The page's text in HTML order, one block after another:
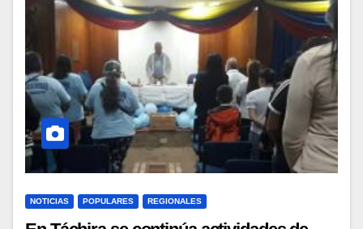
NOTICIAS POPULARES REGIONALES